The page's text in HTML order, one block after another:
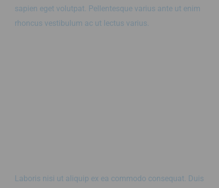
sapien eget volutpat. Pellentesque varius ante ut enim
rhoncus vestibulum ac ut lectus varius.
Laboris nisi ut aliquip ex ea commodo consequat. Duis